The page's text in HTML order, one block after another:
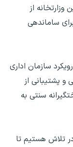
از
ساماندهی
سازمان اداری
و پشتیبانی از
سنتی به
تلاش هستیم تا